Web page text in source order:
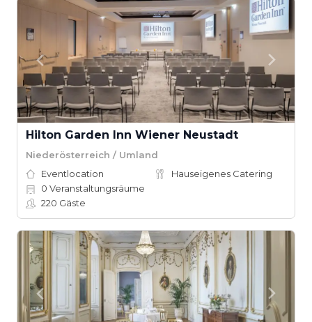
Hilton Garden Inn Wiener Neustadt
Niederösterreich / Umland
Eventlocation
Hauseigenes Catering
0 Veranstaltungsräume
220 Gäste